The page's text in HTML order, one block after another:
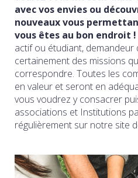
avec vos envies ou
nouveaux vous
vous êtes au bon endroit !
actif ou étudiant, demandeur
certainement des missions
correspondre. Toutes les
en valeur et seront en
vous voudrez y consacrer
associations et Institutions
régulièrement sur notre site